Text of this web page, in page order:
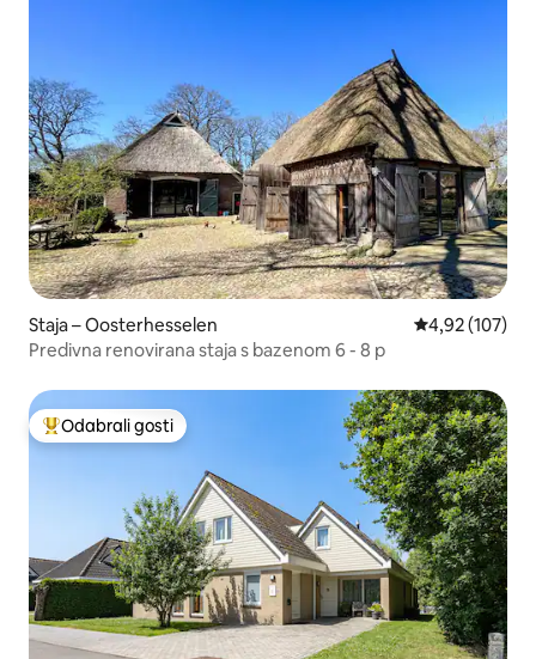
Staja – Oosterhesselen Prosječna
4,92 (107)
Predivna renovirana staja s bazenom 6 - 8 p
Među najviše rangiranima s oznakom „Odabrali gosti”
Odabrali gosti